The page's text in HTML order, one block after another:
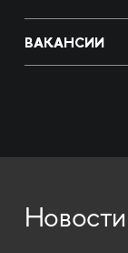
ВАКАНСИИ